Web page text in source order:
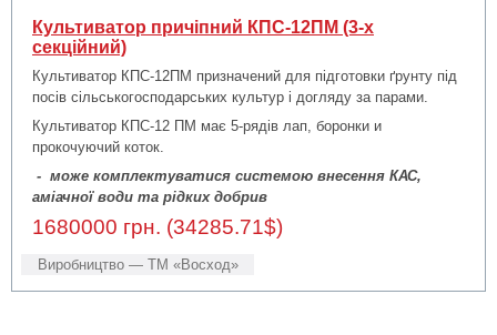
Культиватор причіпний КПС-12ПМ (3-х
секційний)
Культиватор КПС-12ПМ призначений для підготовки ґрунту під
посів сільськогосподарських культур і догляду за парами.
Культиватор КПС-12 ПМ має 5-рядів лап, боронки и
прокочуючий коток.
- може комплектуватися системою внесення КАС,
аміачної води та рідких добрив
1680000 грн. (34285.71$)
Виробництво — ТМ «Восход»